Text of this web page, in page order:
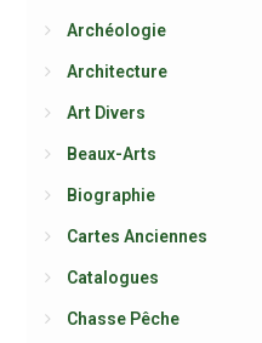
Archéologie
Architecture
Art Divers
Beaux-Arts
Biographie
Cartes Anciennes
Catalogues
Chasse Pêche